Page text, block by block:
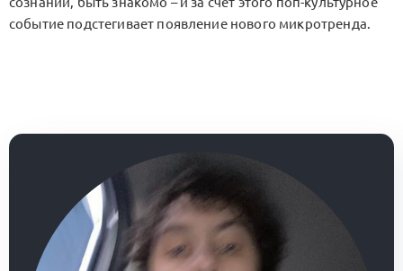
событие подстегивает появление нового микротренда.